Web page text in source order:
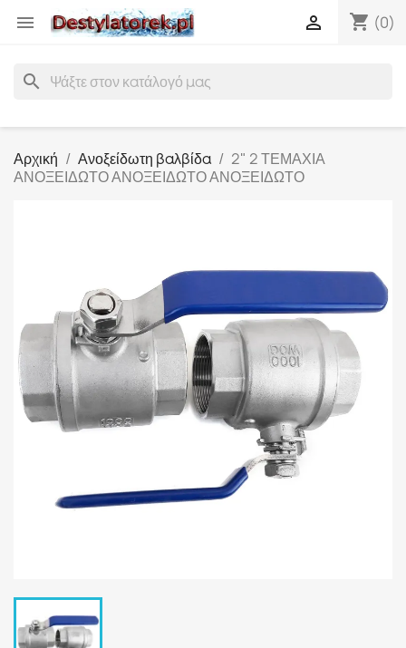
 shopping_cart (0)

search
Αρχική Ανοξείδωτη βαλβίδα
2" 2 ΤΕΜΑΧΙΑ
ΑΝΟΞΕΙΔΩΤΟ ΑΝΟΞΕΙΔΩΤΟ ΑΝΟΞΕΙΔΩΤΟ